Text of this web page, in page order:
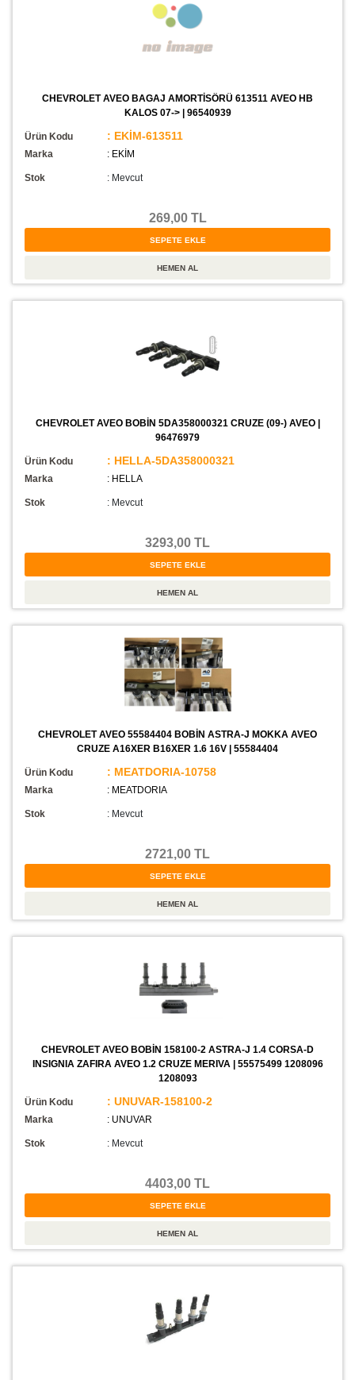
CHEVROLET AVEO BAGAJ AMORTİSÖRÜ 613511 AVEO HB
KALOS 07-> | 96540939
Ürün Kodu : EKİM-613511
Marka : EKİM
Stok : Mevcut
269,00 TL
CHEVROLET AVEO BOBİN 5DA358000321 CRUZE (09-) AVEO |
96476979
Ürün Kodu : HELLA-5DA358000321
Marka : HELLA
Stok : Mevcut
3293,00 TL
CHEVROLET AVEO 55584404 BOBİN ASTRA-J MOKKA AVEO
CRUZE A16XER B16XER 1.6 16V | 55584404
Ürün Kodu : MEATDORIA-10758
Marka : MEATDORIA
Stok : Mevcut
2721,00 TL
CHEVROLET AVEO BOBİN 158100-2 ASTRA-J 1.4 CORSA-D
INSIGNIA ZAFIRA AVEO 1.2 CRUZE MERIVA | 55575499 1208096
1208093
Ürün Kodu : UNUVAR-158100-2
Marka : UNUVAR
Stok : Mevcut
4403,00 TL